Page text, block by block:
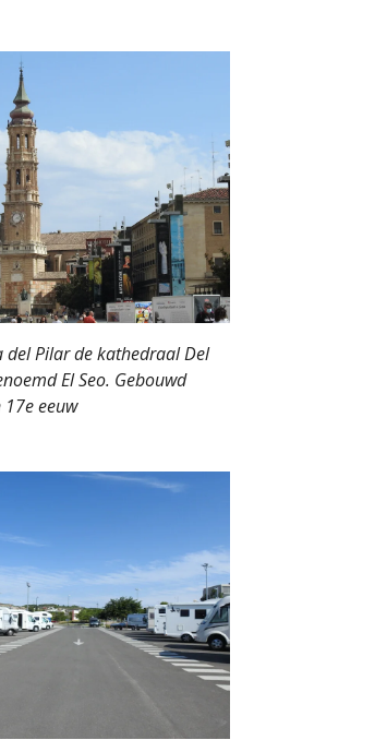
del Pilar de kathedraal Del
El Seo. Gebouwd
eeuw